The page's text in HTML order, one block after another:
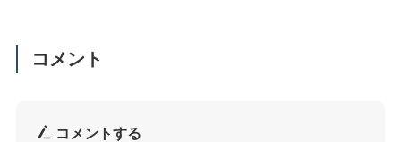
コメント
コメントする